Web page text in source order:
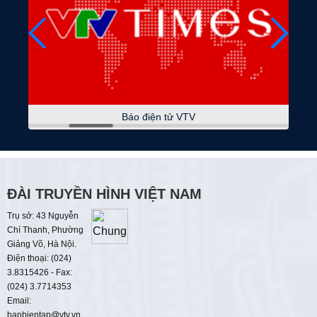
08:15 Sách hay thay đổi cuộc đời
08:30 Tạp chí Kinh tế cuối tuần
Thời sự
09:05 Du lịch Việt Nam
Hồn Huế - Men màu
10:00
Điểm tựa cuộc sống
Điểm tựa cho nhân dân
10:30
11:00
Báo điện tử VTV
ĐÀI TRUYỀN HÌNH VIỆT NAM
Trụ sở: 43 Nguyễn
Chí Thanh, Phường
Giảng Võ, Hà Nội.
Điện thoại: (024)
3.8315426 - Fax:
(024) 3.7714353
Email:
banbientap@vtv.vn